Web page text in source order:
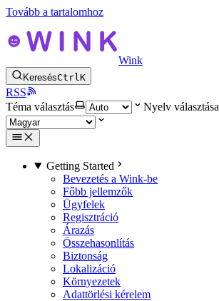
Tovább a tartalomhoz
Wink
KeresésCtrlK
RSS
Téma választás
Nyelv választása
Getting Started
Bevezetés a Wink-be
Főbb jellemzők
Ügyfelek
Regisztráció
Árazás
Összehasonlítás
Biztonság
Lokalizáció
Környezetek
Adattörlési kérelem